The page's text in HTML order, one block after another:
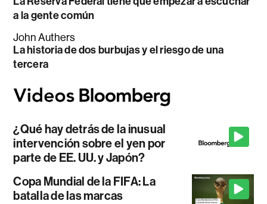
a la gente común
John Authers
La historia de dos burbujas y el riesgo de una
tercera
¿Qué hay detrás de la inusual
intervención sobre el yen por
parte de EE. UU. y Japón?
Copa Mundial de la FIFA: La
batalla de las marcas